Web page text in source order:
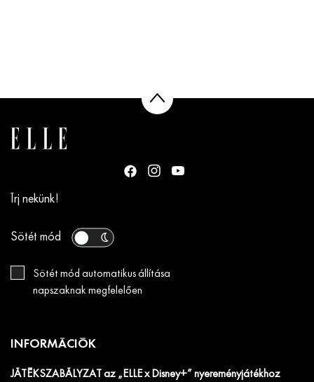
Írj nekünk!
Sötét mód
Sötét mód automatikus állítása
napszaknak megfelelően
INFORMÁCIÓK
JÁTÉKSZABÁLYZAT az „ELLE x Disney+” nyereményjátékhoz